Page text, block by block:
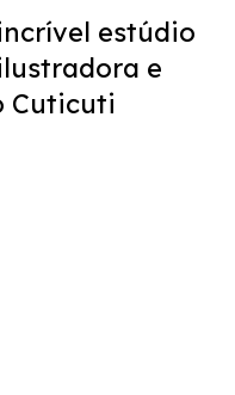
estúdio
e
Cuticuti